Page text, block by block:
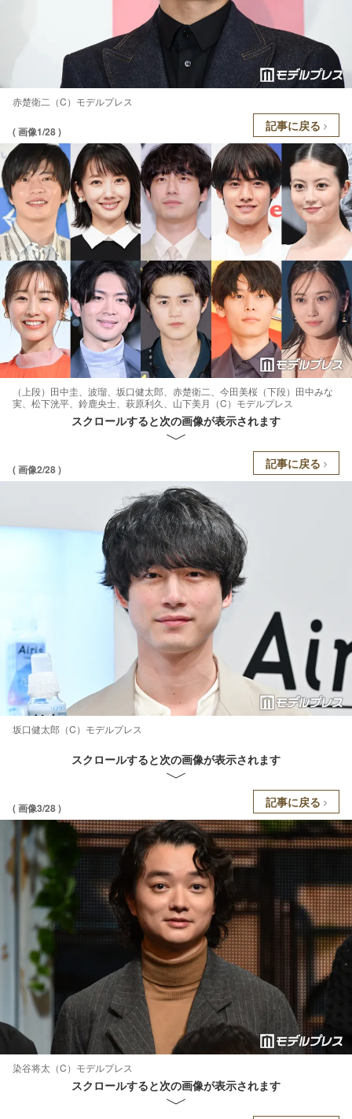
赤楚衛二（C）モデルプレス
( 画像1/28 ) 記事に戻る
（上段）田中圭、波瑠、坂口健太郎、赤楚衛二、今田美桜（下段）田中みな
実、松下洸平、鈴鹿央士、萩原利久、山下美月（C）モデルプレス
スクロールすると次の画像が表示されます
( 画像2/28 ) 記事に戻る
坂口健太郎（C）モデルプレス
スクロールすると次の画像が表示されます
( 画像3/28 ) 記事に戻る
染谷将太（C）モデルプレス
スクロールすると次の画像が表示されます